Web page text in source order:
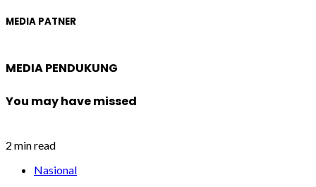
MEDIA PATNER
MEDIA PENDUKUNG
You may have missed
2 min read
Nasional